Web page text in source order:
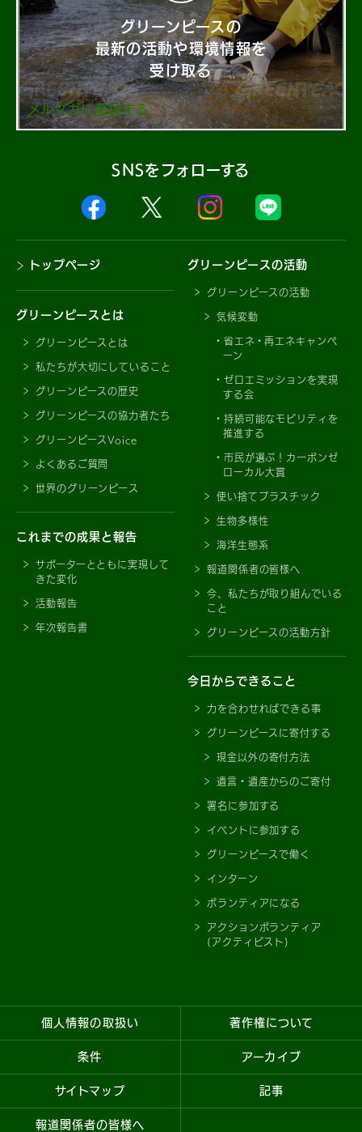
グリーンピースの
最新の活動や環境情報を
受け取る
メルマガに登録する
SNSをフォローする
トップページ
グリーンピースとは
グリーンピースとは
私たちが大切にしていること
グリーンピースの歴史
グリーンピースの協力者たち
グリーンピースVoice
よくあるご質問
世界のグリーンピース
これまでの成果と報告
サポーターとともに実現して
きた変化
活動報告
年次報告書
グリーンピースの活動
グリーンピースの活動
気候変動
省エネ・再エネキャンペ
ーン
ゼロエミッションを実現
する会
持続可能なモビリティを
推進する
市民が選ぶ！カーボンゼ
ローカル大賞
使い捨てプラスチック
生物多様性
海洋生態系
報道関係者の皆様へ
今、私たちが取り組んでいる
こと
グリーンピースの活動方針
今日からできること
力を合わせればできる事
グリーンピースに寄付する
現金以外の寄付方法
遺言・遺産からのご寄付
署名に参加する
イベントに参加する
グリーンピースで働く
インターン
ボランティアになる
アクションボランティア
(アクティビスト)
個人情報の取扱い 著作権について
条件 アーカイブ
サイトマップ 記事
報道関係者の皆様へ